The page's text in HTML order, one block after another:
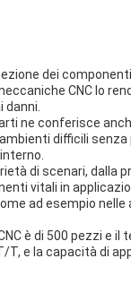
dei
CNC lo
danni.
ne conferisce
difficili senza
di scenari, dalla
vitali in
ad esempio
è di 500 pezzi e il
T, e la capacità di